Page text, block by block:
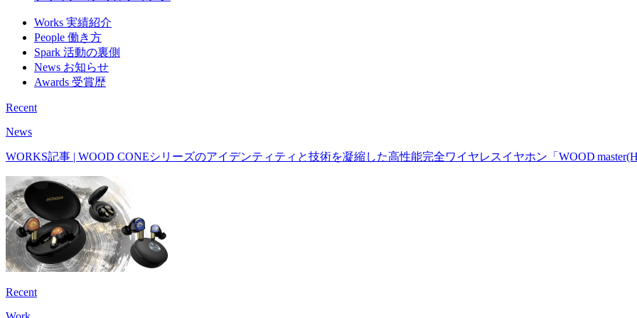
先行開発R&D
デザインコンサルティング
Works実績紹介
People働き方
Spark活動の裏側
News
Awards
News
WORKS記事 | WOOD CONEシリーズのアイデンティティと技術を凝縮した高性能完全ワイヤレスイヤホン「WOOD